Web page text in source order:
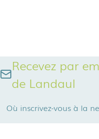
Recevez par
de Landaul
Où inscrivez-vous à la